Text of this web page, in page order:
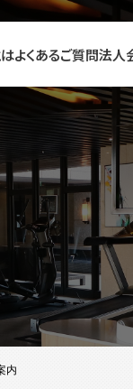
よくあるご質問法人
内